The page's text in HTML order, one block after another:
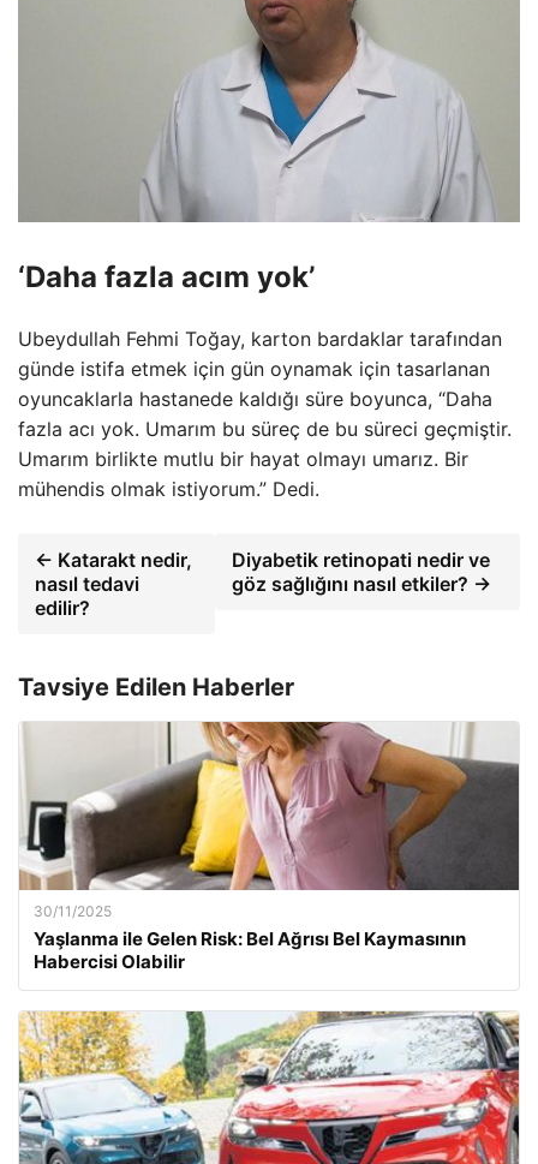
‘Daha fazla acım yok’
Ubeydullah Fehmi Toğay, karton bardaklar tarafından
günde istifa etmek için gün oynamak için tasarlanan
oyuncaklarla hastanede kaldığı süre boyunca, “Daha
fazla acı yok. Umarım bu süreç de bu süreci geçmiştir.
Umarım birlikte mutlu bir hayat olmayı umarız. Bir
mühendis olmak istiyorum.” Dedi.
← Katarakt nedir,
nasıl tedavi
edilir?
Diyabetik retinopati nedir ve
göz sağlığını nasıl etkiler? →
Tavsiye Edilen Haberler
30/11/2025
Yaşlanma ile Gelen Risk: Bel Ağrısı Bel Kaymasının
Habercisi Olabilir